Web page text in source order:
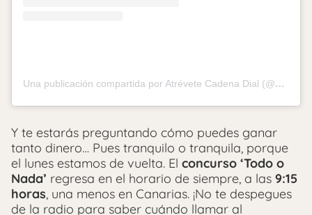
Una publicación compartida por Atrévete Cadena Dial (@atrevetedial)
Y te estarás preguntando cómo puedes ganar
tanto dinero… Pues tranquilo o tranquila, porque
el lunes estamos de vuelta. El concurso ‘Todo o
Nada’ regresa en el horario de siempre, a las 9:15
horas, una menos en Canarias. ¡No te despegues
de la radio para saber cuándo llamar al